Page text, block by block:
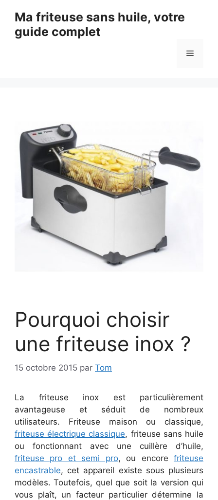
contenu
Ma friteuse sans huile, votre
guide complet
Menu
Pourquoi choisir
une friteuse inox ?
15 octobre 2015 par Tom
La friteuse inox est particulièrement
avantageuse et séduit de nombreux
utilisateurs. Friteuse maison ou classique,
friteuse électrique classique, friteuse sans huile
ou fonctionnant avec une cuillère d’huile,
friteuse pro et semi pro, ou encorefriteuse
encastrable, cet appareil existe sous plusieurs
modèles. Toutefois, quel que soit la version qui
vous plaît, un facteur particulier détermine la